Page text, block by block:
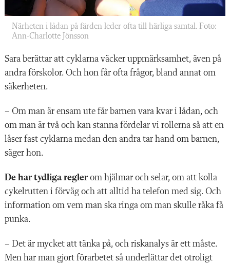
Närheten i lådan på färden leder ofta till härliga samtal. Foto:
Ann-Charlotte Jönsson
Sara berättar att cyklarna väcker uppmärksamhet, även på
andra förskolor. Och hon får ofta frågor, bland annat om
säkerheten.
– Om man är ensam ute får barnen vara kvar i lådan, och
om man är två och kan stanna fördelar vi rollerna så att en
låser fast cyklarna medan den andra tar hand om barnen,
säger hon.
De har tydliga regler om ­hjälmar och selar, om att kolla
cykelrutten i förväg och att alltid ha telefon med sig. Och
information om vem man ska ringa om man skulle råka få
punka.
– Det är mycket att tänka på, och riskanalys är ett måste.
Men har man gjort förarbetet så underlättar det otroligt